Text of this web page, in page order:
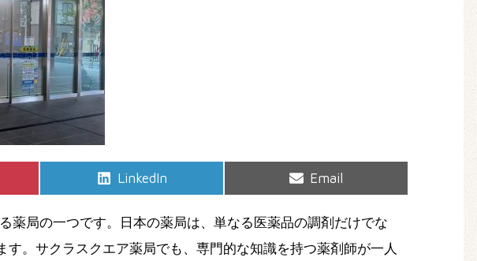
Share
LinkedIn
Share
Email
薬局の一つです。日本の薬局は、単なる医薬品の調剤だけでな
。サクラスクエア薬局でも、専門的な知識を持つ薬剤師が一人